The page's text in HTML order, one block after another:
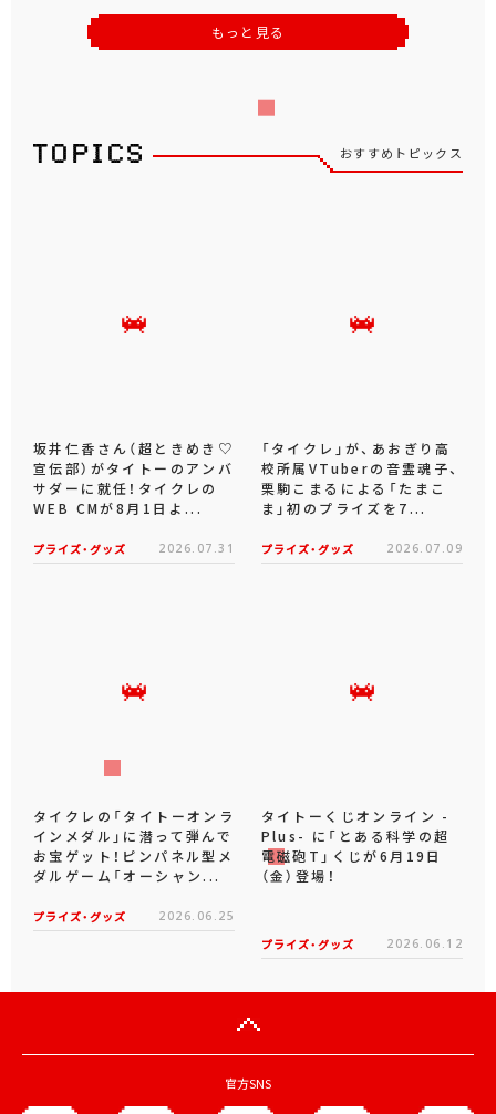
もっと見る
おすすめトピックス
坂井仁香さん（超ときめき♡
宣伝部）がタイトーのアンバ
サダーに就任！タイクレの
WEB CMが8月1日よ...
プライズ・グッズ 2026.07.31
「タイクレ」が、あおぎり高
校所属VTuberの音霊魂子、
栗駒こまるによる「たまこ
ま」初のプライズを7...
プライズ・グッズ 2026.07.09
タイクレの「タイトーオンラ
インメダル」に潜って弾んで
お宝ゲット！ピンパネル型メ
ダルゲーム「オーシャン...
プライズ・グッズ 2026.06.25
タイトーくじオンライン -
Plus- に「とある科学の超
電磁砲T」くじが6月19日
（金）登場！
プライズ・グッズ 2026.06.12
官方SNS